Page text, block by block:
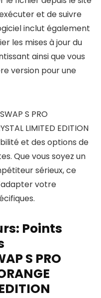
et de suivre
inclut également
les mises à jour du
ainsi que vous
version pour une
S PRO
LIMITED EDITION
et des options de
Que vous soyez un
sérieux, ce
votre
Points
S PRO